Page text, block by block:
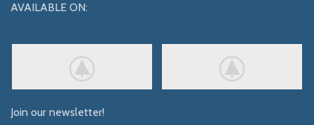
AVAILABLE ON:
Join our newsletter!